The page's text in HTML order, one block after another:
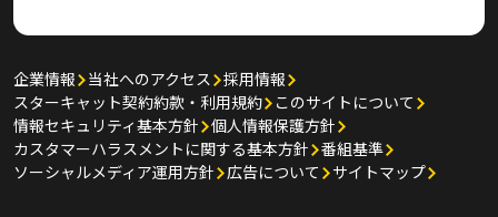
企業情報 当社へのアクセス
採用情報
スターキャット契約約款・利用規約
このサイトについて
情報セキュリティ基本方針
個人情報保護方針
カスタマーハラスメントに関する基本方針
番組基準
ソーシャルメディア運用方針
広告について サイトマップ